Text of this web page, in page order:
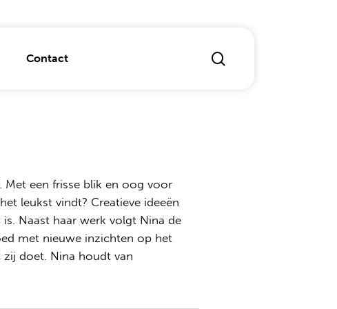
advertising
laten maken of optimaliseren
Contact
Met een frisse blik en oog voor
leukst vindt? Creatieve ideeën
Naast haar werk volgt Nina de
met nieuwe inzichten op het
doet. Nina houdt van